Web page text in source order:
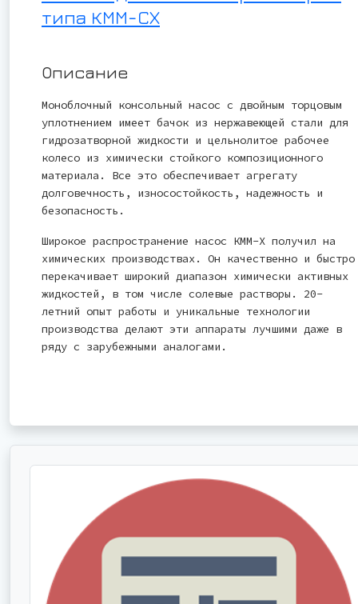
типа КММ-СХ
Описание
Моноблочный консольный насос с двойным торцовым
уплотнением имеет бачок из нержавеющей стали для
гидрозатворной жидкости и цельнолитое рабочее
колесо из химически стойкого композиционного
материала. Все это обеспечивает агрегату
долговечность, износостойкость, надежность и
безопасность.
Широкое распространение насос КММ-Х получил на
химических производствах. Он качественно и быстро
перекачивает широкий диапазон химически активных
жидкостей, в том числе солевые растворы. 20-
летний опыт работы и уникальные технологии
производства делают эти аппараты лучшими даже в
ряду с зарубежными аналогами.